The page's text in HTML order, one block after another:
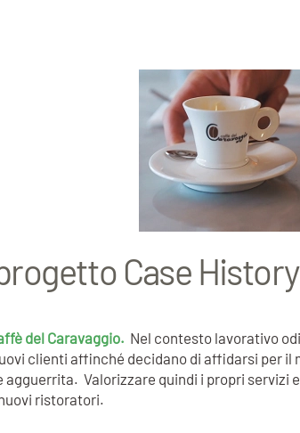
Case
del Caravaggio. Nel contesto lavorativo
clienti affinché decidano di affidarsi per
Valorizzare quindi i propri
ristoratori.